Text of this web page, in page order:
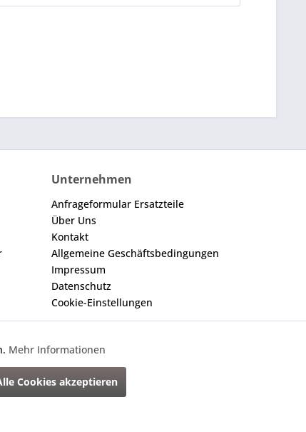
Unternehmen
Anfrageformular Ersatzteile
Über Uns
Kontakt
Allgemeine Geschäftsbedingungen
Impressum
Datenschutz
Cookie-Einstellungen
Mehr Informationen
Cookies akzeptieren